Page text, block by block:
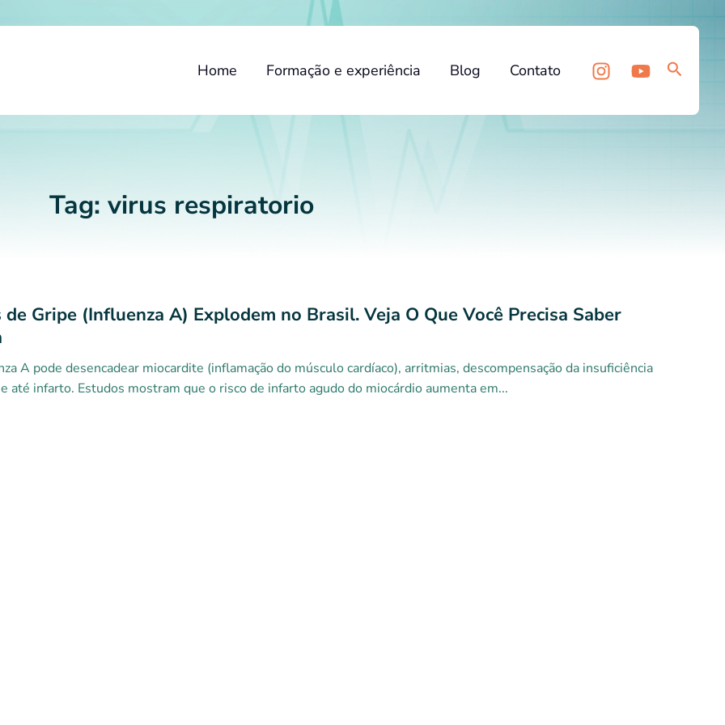
Home Formação e experiência Blog Contato
Tag: virus respiratorio
de Gripe (Influenza A) Explodem no Brasil. Veja O Que Você Precisa Saber
A pode desencadear miocardite (inflamação do músculo cardíaco), arritmias, descompensação da insuficiência
até infarto. Estudos mostram que o risco de infarto agudo do miocárdio aumenta em...